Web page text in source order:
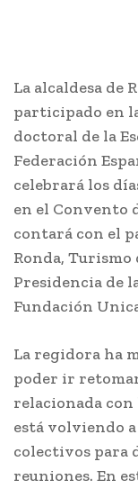
La alcaldesa de
participado en
doctoral de la
Federación
celebrará los
en el Convento
contará con el
Ronda, Turismo
Presidencia de
Fundación
La regidora ha
poder ir
relacionada con
está volviendo
colectivos para
reuniones. En